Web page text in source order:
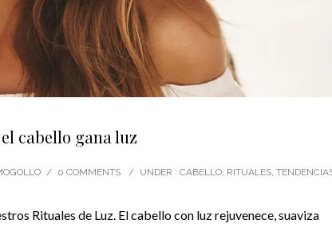
cabello gana luz
/ 0 COMMENTS / UNDER : CABELLO, RITUALES,
Rituales de Luz. El cabello con luz rejuvenece, suaviza